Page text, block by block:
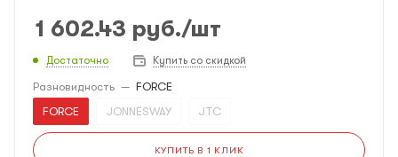
1 602.43 руб./шт
Достаточно Купить со скидкой
Разновидность — FORCE
FORCE
JONNESWAY JTC
КУПИТЬ В 1 КЛИК